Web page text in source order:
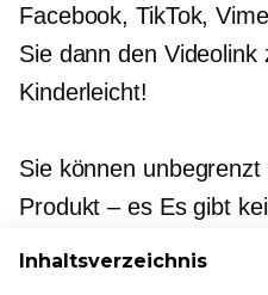
Facebook, TikTok,
Sie dann den
Kinderleicht!
Sie können
Produkt – esEs gibt
Inhaltsverzeichnis